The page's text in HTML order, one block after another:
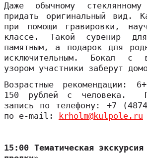
Даже обычному
придать оригинальный вид.
при помощи гравировки,
классе. Такой сувенир
памятным, а подарок для
исключительным. Бокал с
узором участники заберут
Возрастные рекомендации:
150 рублей с человека.
запись по телефону: +7
по e-mail: krholm@kulpole.ru
15:00 Тематическая